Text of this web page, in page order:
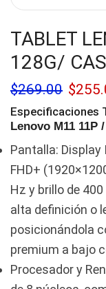
TABLET
128G/
$269.00 $
Especificaciones
Lenovo M11 11P
Pantalla: Display
FHD+
Hz y brillo de
alta definición o
posicionándola
premium a bajo
Procesador y